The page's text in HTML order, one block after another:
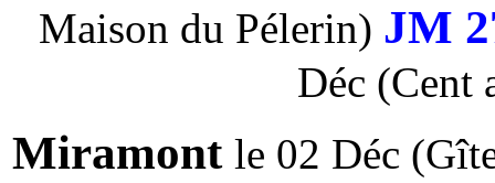
Maison du Pélerin) JM
Déc (Cent
Miramont le 02 Déc